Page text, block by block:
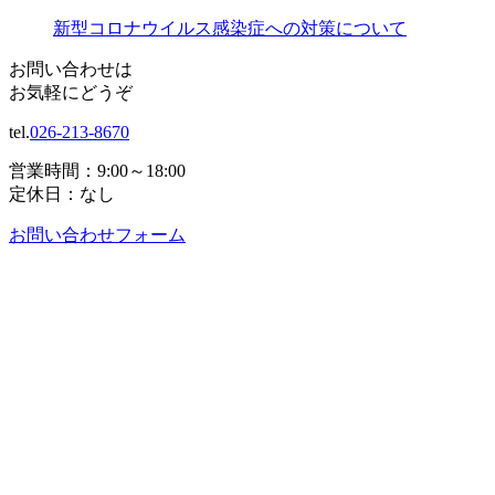
新型コロナウイルス感染症への対策について
お問い合わせは
お気軽にどうぞ
tel.026-213-8670
営業時間：9:00～18:00
定休日：なし
お問い合わせフォーム